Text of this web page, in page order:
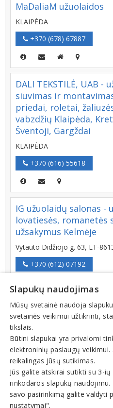
MaDaliaM užuolaidos
KLAIPĖDA
+370 (678) 67887
DALI TEKSTILĖ, UAB
siuvimas ir
priedai, roletai,
vabzdžių Klaipėda,
Šventoji, Gargždai
KLAIPĖDA
+370 (616) 55618
IG užuolaidų salonas -
lovatiesės, romanetės
užsakymus Kelmėje
Vytauto Didžiojo g. 63, LT-
+370 (612) 07192
VIRONETA, MB -
roletai nuo saulės,
langams, žaliuzės,
Klaipėda, Klaipėdos
Kretinga, Gargždai
Juodžemių g. 32 D, LT-92377,
SEN. KLAIPĖDOS R.
+370 (650) 99960
Slapukų naudojimas
Mūsų svetainė naudoja
svetainės veikimui užtikrinti,
tikslais.
Būtini slapukai yra privalomi
elektroninių paslaugų veikimui.
reikalingas Jūsų sutikimas.
Jūs galite atskirai sutikti su 3-
rinkodaros slapukų
savo pasirinkimą galite valdyti
nustatymai".